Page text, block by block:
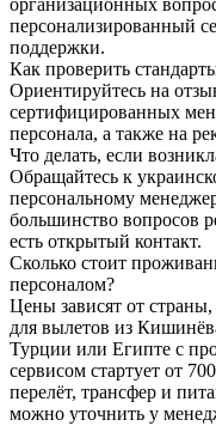
организационных
персонализированный
поддержки.
Как проверить
Ориентируйтесь на
сертифицированных
персонала, а также на
Что делать, если
Обращайтесь к
персональному
большинство вопросов
есть открытый контакт.
Сколько стоит
персоналом?
Цены зависят от
для вылетов из
Турции или Египте с
сервисом стартует от
перелёт, трансфер и
можно уточнить у